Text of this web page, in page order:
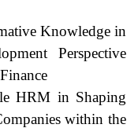
Knowledge in
Perspective
HRM in Shaping
within the